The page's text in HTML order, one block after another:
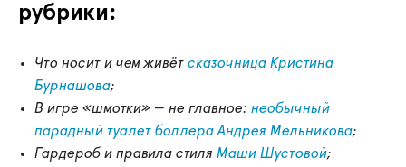
рубрики:
Что носит и чем живёт сказочница Кристина
Бурнашова;
В игре «шмотки» — не главное: необычный
парадный туалет боллера Андрея Мельникова;
Гардероб и правила стиля Маши Шустовой;